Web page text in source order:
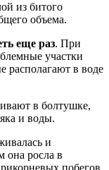
из битого
объема.
еще раз. При
участки
располагают в воде
в болтушке,
и воды.
и
она росла в
побегов